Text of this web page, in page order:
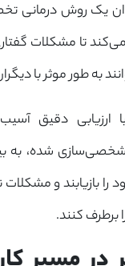
یک روش درمانی
تا مشکلات
به طور موثر با
با ارزیابی دقیق
شخصی‌سازی شده، به
را بازیابند و
برطرف کنند.